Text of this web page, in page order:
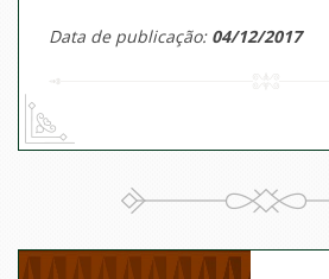
Data de publicação: 04/12/2017